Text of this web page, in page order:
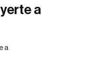
a
a